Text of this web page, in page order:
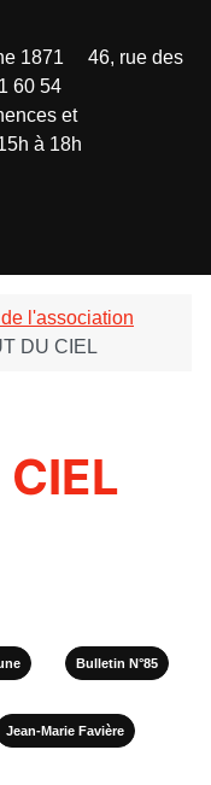
l'association
DU CIEL
CIEL
Bulletin N°85
Jean-Marie Favière
1871 46, rue des
60 54
et
à 18h